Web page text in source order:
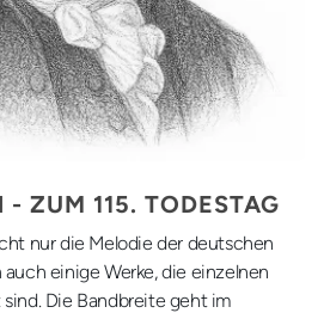
ZUM 115. TODESTAG
nur die Melodie der deutschen
einige Werke, die einzelnen
Die Bandbreite geht im